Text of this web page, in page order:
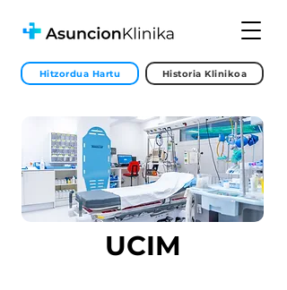
Hitzordua Hartu Historia Klinikoa
UCIM